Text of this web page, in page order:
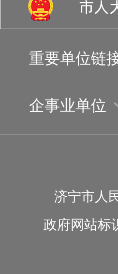
重要单位链
企事业单位
济宁市人
政府网站标